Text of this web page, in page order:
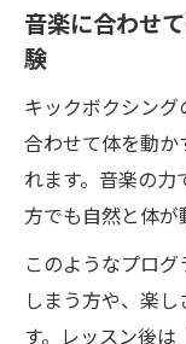
用法
実感
音楽で
ット法
リズム
ダイエ
新常識
音楽に合わせ
験
キックボクシン
合わせて体を動
れます。音楽の
方でも自然と体が
このようなプロ
しまう方や、楽
す。レッスン後